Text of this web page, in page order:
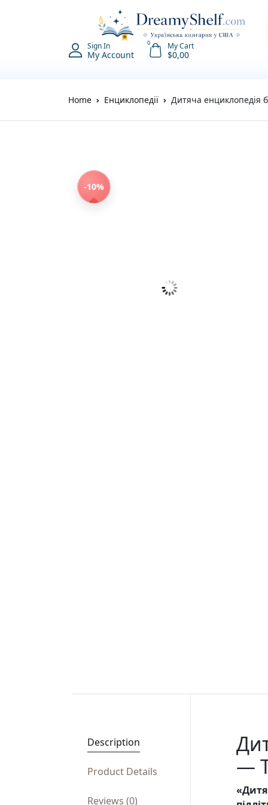
Sign In
My Account
0 My Cart
$0,00
Home Енциклопедії Дитяча енциклопедія
-10%
Description
Product Details
Reviews (0)
—